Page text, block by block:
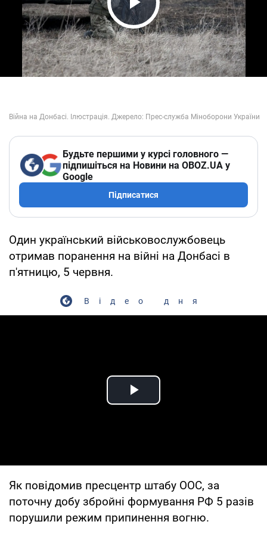
Play Video
Будьте першими у курсі головного —
підпишіться на Новини на OBOZ.UA у
Google
Підписатися
Один український військовослужбовець
отримав поранення на війні на Донбасі в
п'ятницю, 5 червня.
Відео дня
Play Video
Як повідомив пресцентр штабу ООС, за
поточну добу збройні формування РФ 5 разів
порушили режим припинення вогню.